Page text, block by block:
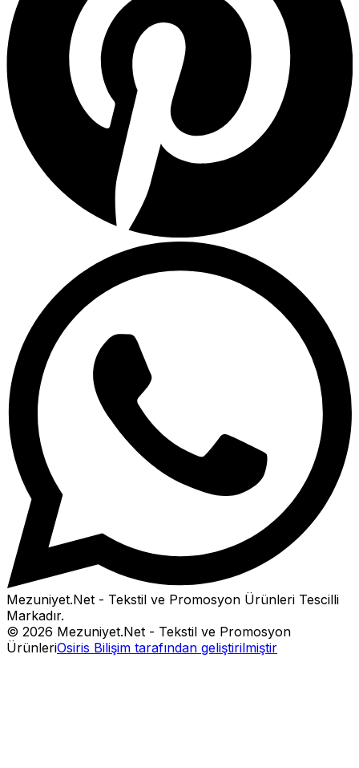
Mezuniyet.Net - Tekstil ve Promosyon Ürünleri Tescilli
Markadır.
© 2026 Mezuniyet.Net - Tekstil ve Promosyon
ÜrünleriOsiris Bilişim tarafından geliştirilmiştir